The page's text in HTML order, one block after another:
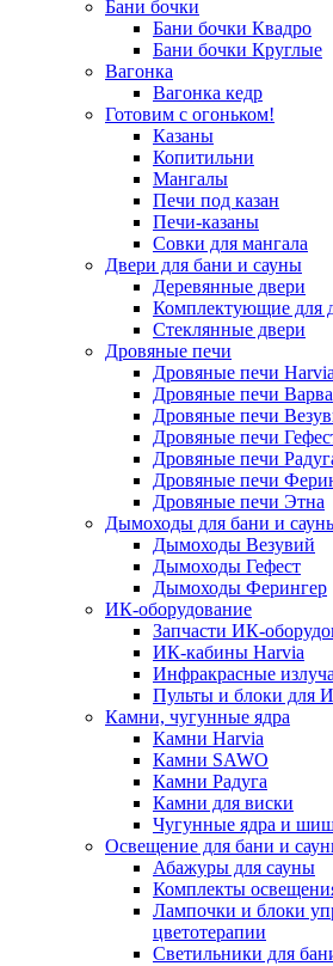
Бани бочки
Бани бочки Квадро
Бани бочки Круглые
Вагонка
Вагонка кедр
Готовим с огоньком!
Казаны
Копитильни
Мангалы
Печи под казан
Печи-казаны
Совки для мангала
Двери для бани и сауны
Деревянные двери
Комплектующие для
Стеклянные двери
Дровяные печи
Дровяные печи Harvia
Дровяные печи
Дровяные печи
Дровяные печи
Дровяные печи
Дровяные печи
Дровяные печи Этна
Дымоходы для бани и
Дымоходы Везувий
Дымоходы Гефест
Дымоходы Ферингер
ИК-оборудование
Запчасти ИК-
ИК-кабины Harvia
Инфракрасные
Пульты и блоки для
Камни, чугунные ядра
Камни Harvia
Камни SAWO
Камни Радуга
Камни для виски
Чугунные ядра и
Освещение для бани и
Абажуры для сауны
Комплекты
Лампочки и блоки
цветотерапии
Светильники для